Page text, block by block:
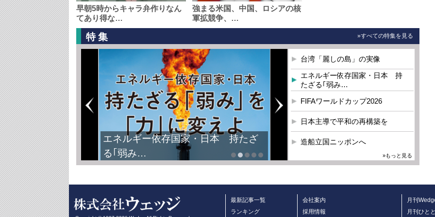
早朝5時からキャラ弁作りなん
てあり得な…
強まる米国、中国、ロシアの核
軍拡競争、…
特集 »すべての特集を見る
エネルギー依存国家・日本 持たざ
る｢弱み…
台湾「麗しの島」の実像
エネルギー依存国家・日本 持
たざる｢弱み…
FIFAワールドカップ2026
日本主導で平和の再構築を
造船立国ニッポンへ
»もっと見る
最新記事一覧
ランキング
会社案内
採用情報
月刊
月刊ひと